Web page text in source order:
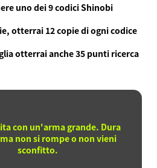
uno dei 9 codici Shinobi
otterrai 12 copie di ogni codice
otterrai anche 35 punti ricerca
con un'arma grande. Dura
non si rompe o non vieni
sconfitto.